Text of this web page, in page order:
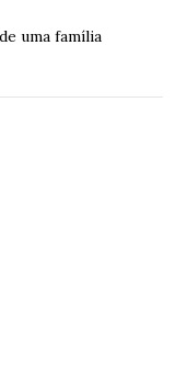
uma família